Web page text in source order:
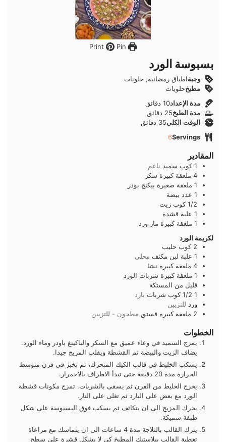
Pin
بسبوسة الورد
وجبةاطباق رمضانية, حلويات
مطبخحلويات
مدة الإعداد10دقائق
دقائق
مدة الطبخ25 دقائق
دقائق
الوقت الكلي35 دقائق
دقائق
Servings
6
المقادير
1 كوب سميد ناعم
4 ملعقة كبيرة سكر
1 ملعقة صغيرة بيكنج بودر
1 عدد بيضة
1/2 كوب زيت
1 علبة قشدة
1 ملعقة كبيرة مار ورد
لكريمة الورد
2 كوب حليب
1 علبة لبن مكثف محلى
4 ملعقة كبيرة نشا
1 ملعقة كبيرة شربات الورد
قليل من المستكة
1 1/2
كوب شربات بارد
ورد للتزيين
2 ملعقة كبيرة فستق مطحون - للتزيين
الخطوات
يمزج السميد في وعاء عميق مع السكر والباكينغ باودر وماء الورد.
يضاف الزيت والبيضة ثم القشطة ويقلب المزيج جيدا.
يسكب الخليط في قالب الكيك المتحرك، ثم تخبز في فرن متوسط
الحرارة مدة 20 دقيقة حتى تبدأ الاطراف بالاحمرار.
يخرج الخليط من الفرن ثم يسقى بالشربات. تمزج مكونات قشطة
الورد مع بعض على البارد ثم تغلى على النار.
يحرك المزيج الى ان يتكاثف ثم يسكب فوق البسبوسة على شكل
طبقة سميكة.
يترك القالب بالثلاجة مدة 4 ساعات الى ان يتماسك مع مراعاة
تغطية القالب ببلاستيك المطبخ كي لا يشكل قشرة على سطح